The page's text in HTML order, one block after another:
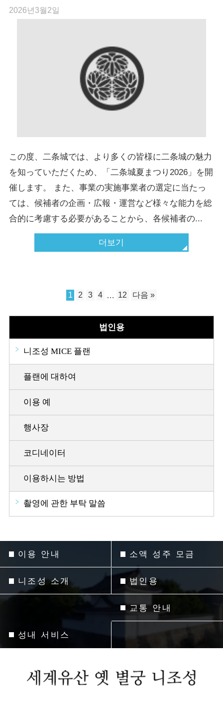
2026년3월2일
この度、二条城では、より多くの皆様に二条城の魅力
を知っていただくため、「二条城夏まつり2026」を開
催します。 また、事業の実施事業者の選定に当たっ
ては、候補者の企画・広報・運営など様々な能力を総
合的に考慮する必要があることから、各候補者の...
더보기
1 2 3 4 12 다음 »
법인용
니조성 MICE 플랜
플랜에 대하여
이용 예
행사장
코디네이터
이용하시는 방법
촬영에 관한 부탁 말씀
이용 안내
니조성 소개
성내 서비스
소액 성주 모금
법인용
교통 안내